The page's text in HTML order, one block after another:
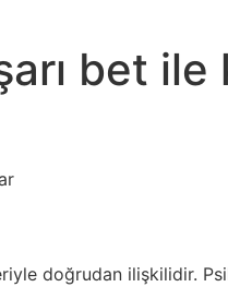
bet ile
doğrudan ilişkilidir.